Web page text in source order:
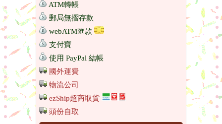
ATM轉帳
郵局無摺存款
webATM匯款
支付寶
使用 PayPal 結帳
國外運費
物流公司
ezShip超商取貨
頭份自取